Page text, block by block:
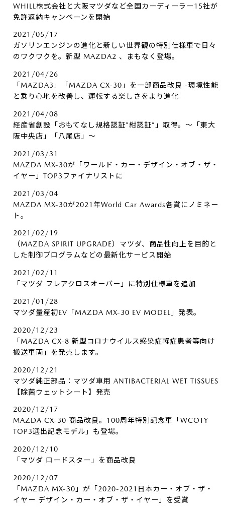
WHILL株式会社と大阪マツダなど全国カーディーラー15社が
免許返納キャンペーンを開始
2021/05/17
ガソリンエンジンの進化と新しい世界観の特別仕様車で日々
のワクワクを。新型 MAZDA2 、まもなく登場。
2021/04/26
「MAZDA3」「MAZDA CX-30」を一部商品改良 -環境性能
と乗り心地を改善し、運転する楽しさをより進化-
2021/04/08
経産省創設「おもてなし規格認証”紺認証”」取得。～「東大
阪中央店」「八尾店」～
2021/03/31
MAZDA MX-30が「ワールド・カー・デザイン・オブ・ザ・
イヤー」TOP3ファイナリストに
2021/03/04
MAZDA MX-30が2021年World Car Awards各賞にノミネー
ト。
2021/02/19
（MAZDA SPIRIT UPGRADE）マツダ、商品性向上を目的と
した制御プログラムなどの最新化サービス開始
2021/02/11
「マツダ フレアクロスオーバー」に特別仕様車を追加
2021/01/28
マツダ量産初EV「MAZDA MX-30 EV MODEL」発表。
2020/12/23
「MAZDA CX-8 新型コロナウイルス感染症軽症患者等向け
搬送車両」を発売します。
2020/12/21
マツダ純正部品：マツダ車用 ANTIBACTERIAL WET TISSUES
【除菌ウェットシート】発売
2020/12/17
MAZDA CX-30 商品改良。100周年特別記念車「WCOTY
TOP3選出記念モデル」も登場。
2020/12/10
「マツダ ロードスター」を商品改良
2020/12/07
「MAZDA MX-30」が「2020-2021日本カー・オブ・ザ・
イヤー デザイン・カー・オブ・ザ・イヤー」を受賞